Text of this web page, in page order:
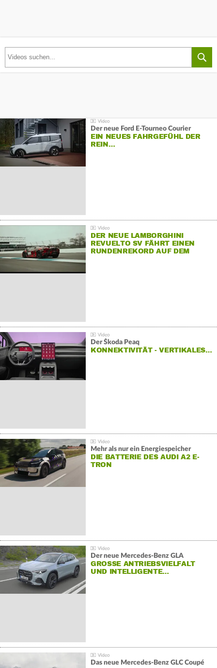
Der neue Ford E-Tourneo Courier
EIN NEUES FAHRGEFÜHL DER
REIN…
DER NEUE LAMBORGHINI
REVUELTO SV FÄHRT EINEN
RUNDENREKORD AUF DEM
Der Škoda Peaq
KONNEKTIVITÄT - VERTIKALES…
Mehr als nur ein Energiespeicher
DIE BATTERIE DES AUDI A2 E-
TRON
Der neue Mercedes-Benz GLA
GROSSE ANTRIEBSVIELFALT U
ND INTELLIGENTE…
Das neue Mercedes-Benz GLC Coupé